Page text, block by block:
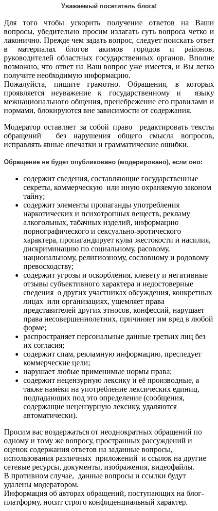
Уважаемый посетитель блога!
Для того чтобы ускорить получение ответов на Ваши
вопросы, убедительно просим излагать суть вопроса четко и
лаконично. Прежде чем задать вопрос, следует поискать ответ
в материалах блогов акимов городов и районов,
руководителей областных государственных органов. Вполне
возможно, что ответ на Ваш вопрос уже имеется, и Вы легко
получите необходимую информацию.
Пожалуйста, пишите грамотно. Обращения, в которых
проявляется неуважение к государственному и языку
межнационального общения, пренебрежение его правилами и
нормами, блокируются вне зависимости от содержания.
Модератор оставляет за собой право редактировать тексты
обращений без нарушения общего смысла вопросов,
исправлять явные опечатки и грамматические ошибки.
Обращение не будет опубликовано (модерировано), если оно:
содержит сведения, составляющие государственные
секреты, коммерческую или иную охраняемую законом
тайну;
содержит элементы пропаганды употребления
наркотических и психотропных веществ, рекламу
алкогольных, табачных изделий, информацию
порнографического и сексуально-эротического
характера, пропагандирует культ жестокости и насилия,
дискриминацию по социальному, расовому,
национальному, религиозному, сословному и родовому
превосходству;
содержит угрозы и оскорбления, клевету и негативные
отзывы субъективного характера и недостоверные
сведения о других участниках обсуждения, конкретных
лицах или организациях, ущемляет права
представителей других этносов, конфессий, нарушает
права несовершеннолетних, причиняет им вред в любой
форме;
распространяет персональные данные третьих лиц без
их согласия;
содержит спам, рекламную информацию, преследует
коммерческие цели;
нарушает любые применимые нормы права;
содержит нецензурную лексику и её производные, а
также намёки на употребление лексических единиц,
подпадающих под это определение (сообщения,
содержащие нецензурную лексику, удаляются
автоматически).
Просим вас воздержаться от неоднократных обращений по
одному и тому же вопросу, пространных рассуждений и
оценок содержания ответов на заданные вопросы,
использования различных приложений и ссылок на другие
сетевые ресурсы, документы, изображения, видеофайлы.
В противном случае, данные вопросы и ссылки будут
удалены модератором.
Информация об авторах обращений, поступающих на блог-
платформу, носит строго конфиденциальный характер.